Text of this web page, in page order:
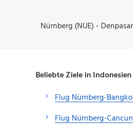
Nürnberg (NUE) -
Beliebte Ziele in
Flug Nürnberg-
Flug Nürnberg-Cancun